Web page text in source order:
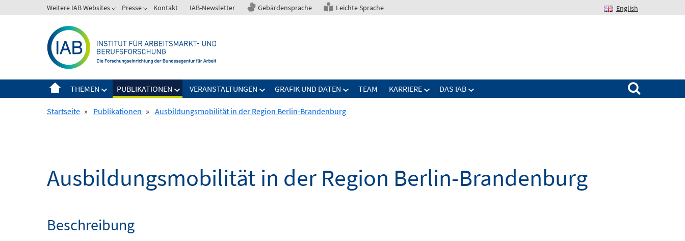
zum
Weitere IAB Websites Presse Kontakt IAB-Newsletter Gebärdensprache Leichte Sprache English
THEMEN PUBLIKATIONEN VERANSTALTUNGEN GRAFIK UND DATEN TEAM KARRIERE DAS IAB
Suchen nach:
Startseite » Publikationen » Ausbildungsmobilität in der Region Berlin-Brandenburg
Ausbildungsmobilität in der Region Berlin-Brandenburg
Beschreibung